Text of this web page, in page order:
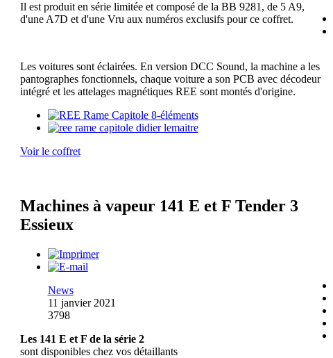
Il est produit en série limitée et composé de la BB 9281, de 5 A9,
d'une A7D et d'une Vru aux numéros exclusifs pour ce coffret.
Les voitures sont éclairées. En version DCC Sound, la machine a les
pantographes fonctionnels, chaque voiture a son PCB avec décodeur
intégré et les attelages magnétiques REE sont montés d'origine.
Voir le coffret
Machines à vapeur 141 E et F Tender 3
Essieux
News
11 janvier 2021
3798
Les 141 E et F de la série 2
sont disponibles chez vos détaillants